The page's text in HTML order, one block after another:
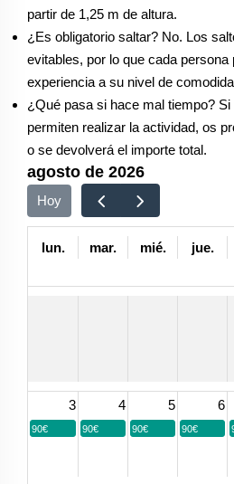
partir de 1,25 m de altura.
¿Es obligatorio saltar? No. Los
evitables, por lo que cada persona
experiencia a su nivel de
¿Qué pasa si hace mal tiempo?
permiten realizar la actividad, os
o se devolverá el importe total.
agosto de 2026
Hoy
lun. mar. mié. jue.
3 4 5 6
90€ 90€ 90€ 90€